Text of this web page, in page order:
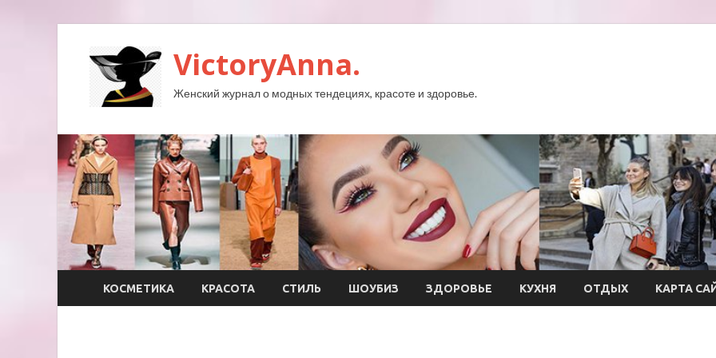
VictoryAnna.
Женский журнал о модных тендециях, красоте и здоровье.
КОСМЕТИКА КРАСОТА СТИЛЬ ШОУБИЗ ЗДОРОВЬЕ КУХНЯ ОТДЫХ КАРТА